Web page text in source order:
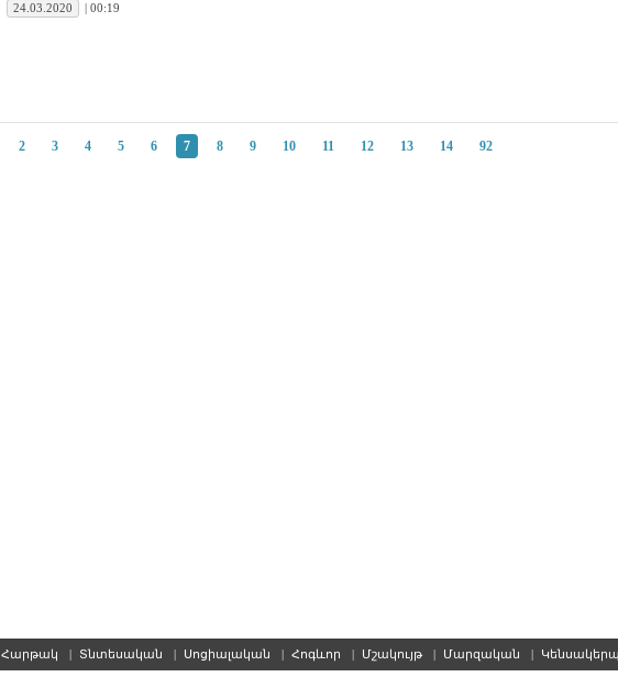
24.03.2020 | 00:19
2 3 4 5 6 7 8 9 10 11 12 13 14 92
Հարթակ | Տնտեսական | Սոցիալական | Հոգևոր | Մշակույթ | Մարզական | Կենսակերպ